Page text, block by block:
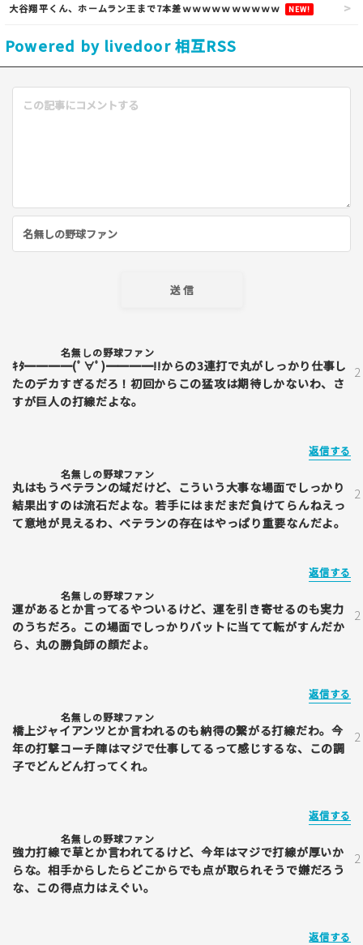
大谷翔平くん、ホームラン王まで7本差ｗｗｗｗｗｗｗｗｗｗ NEW!
Powered by livedoor 相互RSS
名無しの野球ファン
ｷﾀ━━━━(ﾟ∀ﾟ)━━━━!!からの3連打で丸がしっかり仕事し
たのデカすぎるだろ！初回からこの猛攻は期待しかないわ、さ
すが巨人の打線だよな。
返信する
名無しの野球ファン
丸はもうベテランの域だけど、こういう大事な場面でしっかり
結果出すのは流石だよな。若手にはまだまだ負けてらんねえっ
て意地が見えるわ、ベテランの存在はやっぱり重要なんだよ。
返信する
名無しの野球ファン
運があるとか言ってるやついるけど、運を引き寄せるのも実力
のうちだろ。この場面でしっかりバットに当てて転がすんだか
ら、丸の勝負師の顔だよ。
返信する
名無しの野球ファン
橋上ジャイアンツとか言われるのも納得の繋がる打線だわ。今
年の打撃コーチ陣はマジで仕事してるって感じするな、この調
子でどんどん打ってくれ。
返信する
名無しの野球ファン
強力打線で草とか言われてるけど、今年はマジで打線が厚いか
らな。相手からしたらどこからでも点が取られそうで嫌だろう
な、この得点力はえぐい。
返信する